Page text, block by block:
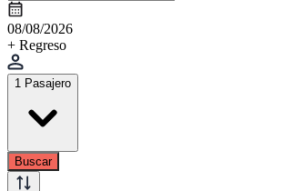
08/08/2026
+ Regreso
1 Pasajero
Buscar